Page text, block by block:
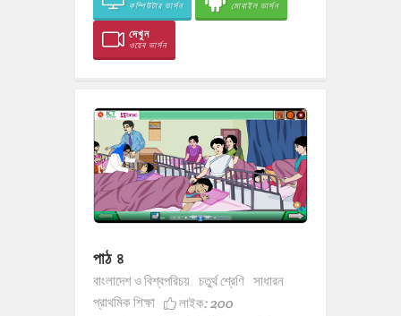
কম্পিউটার ভার্সন মোবাইল ভার্সন
দেখুন
ওয়েব ভার্সন
পাঠ ৪
বাংলাদেশ ও বিশ্বপরিচয় চতুর্থ শ্রেণি সাধারন
প্রাথমিক শিক্ষা
লাইক:200